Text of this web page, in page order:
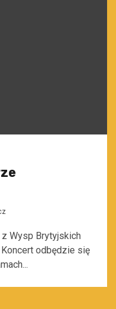
Wysp Brytyjskich
odbędzie się